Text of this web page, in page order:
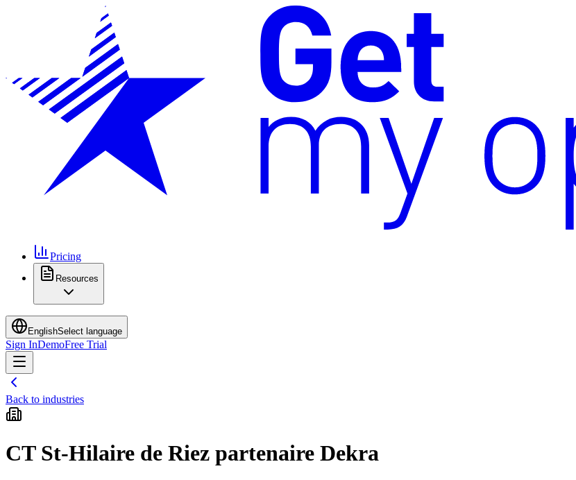
Pricing
Resources
EnglishSelect language
Sign InDemoFree Trial
Back to industries
CT St-Hilaire de Riez partenaire Dekra